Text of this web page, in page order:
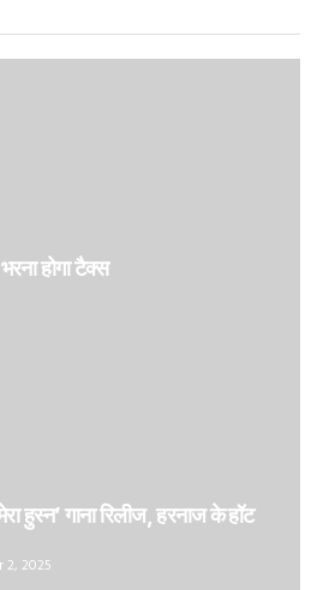
होगा टैक्स
हुस्न’ गाना रिलीज, हरनाज के हॉट
2, 2025